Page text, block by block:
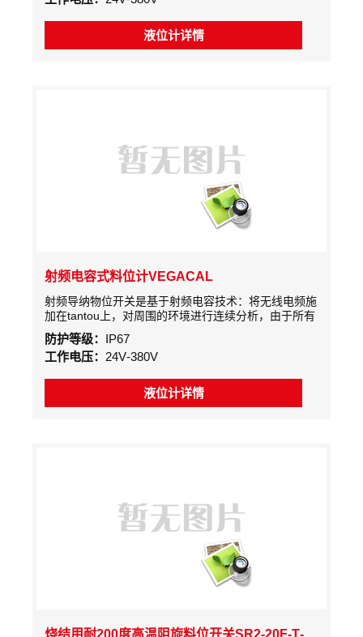
液位计详情
射频电容式料位计VEGACAL
射频导纳物位开关是基于射频电容技术：将无线电频施
加在tantou上，对周围的环境进行连续分析，由于所有
介质的介电常数和导电性均不同于空气，当tantou接触
到介质时所引起的微小电容量的变化被电路检测并转换
成开关信号输出。其独特的抗粘附电路只对物位改变引
防护等级： IP67
工作电压： 24V-380V
液位计详情
烧结用耐200度高温阻旋料位开关SR2-20F-T-